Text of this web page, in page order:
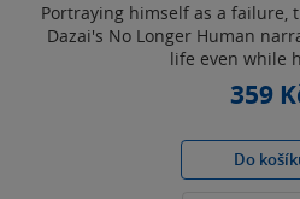
Portraying himself as a failure,
Dazai's No Longer Human
life even while
359
Do